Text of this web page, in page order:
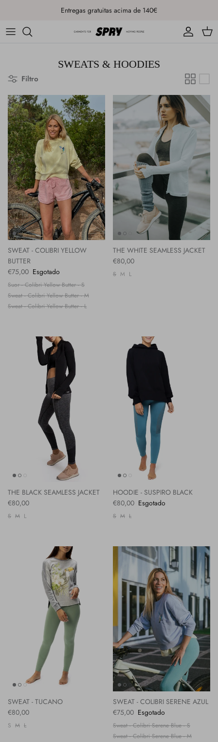
Entregas gratuitas acima de 140€
Conta
SWEATS & HOODIES
Filtro
SWEAT - COLIBRI YELLOW
BUTTER
€75,00 Esgotado
Suor - Colibri Yellow Butter - S
Sweat - Colibri Yellow Butter - M
Sweat - Colibri Yellow Butter - L
THE WHITE SEAMLESS JACKET
€80,00
S M L
THE BLACK SEAMLESS JACKET
€80,00
S M L
HOODIE - SUSPIRO BLACK
€80,00 Esgotado
S M L
SWEAT - TUCANO
€80,00
S M L
SWEAT - COLIBRI SERENE AZUL
€75,00 Esgotado
Sweat - Colibri Serene Blue - S
Sweat - Colibri Serene Blue - M